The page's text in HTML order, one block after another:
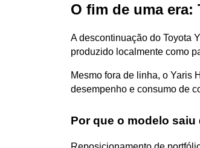
O fim de uma era:
A descontinuação do Toyota
produzido localmente como
Mesmo fora de linha, o Yaris
desempenho e consumo de
Por que o modelo saiu